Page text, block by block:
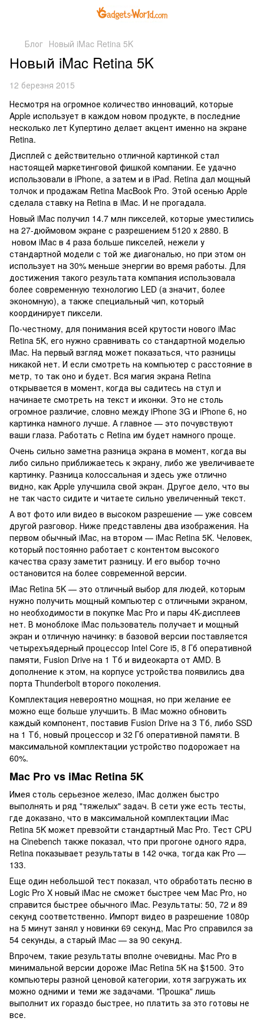
Блог Новый iMac Retina 5K
Новый iMac Retina 5K
12 березня 2015
Несмотря на огромное количество инноваций, которые
Apple использует в каждом новом продукте, в последние
несколько лет Купертино делает акцент именно на экране
Retina.
Дисплей с действительно отличной картинкой стал
настоящей маркетинговой фишкой компании. Ее удачно
использовали в iPhone, а затем и в iPad. Retina дал мощный
толчок и продажам Retina MacBook Pro. Этой осенью Apple
сделала ставку на Retina в iMac. И не прогадала.
Новый iMac получил 14.7 млн пикселей, которые уместились
на 27-дюймовом экране с разрешением 5120 х 2880. В
новом iMac в 4 раза больше пикселей, нежели у
стандартной модели с той же диагональю, но при этом он
использует на 30% меньше энергии во время работы. Для
достижения такого результата компания использовала
более современную технологию LED (а значит, более
экономную), а также специальный чип, который
координирует пиксели.
По-честному, для понимания всей крутости нового iMac
Retina 5K, его нужно сравнивать со стандартной моделью
iMac. На первый взгляд может показаться, что разницы
никакой нет. И если смотреть на компьютер с расстояние в
метр, то так оно и будет. Вся магия экрана Retina
открывается в момент, когда вы садитесь на стул и
начинаете смотреть на текст и иконки. Это не столь
огромное различие, словно между iPhone 3G и iPhone 6, но
картинка намного лучше. А главное — это почувствуют
ваши глаза. Работать с Retina им будет намного проще.
Очень сильно заметна разница экрана в момент, когда вы
либо сильно приближаетесь к экрану, либо же увеличиваете
картинку. Разница колоссальная и здесь уже отлично
видно, как Apple улучшила свой экран. Другое дело, что вы
не так часто сидите и читаете сильно увеличенный текст.
А вот фото или видео в высоком разрешение — уже совсем
другой разговор. Ниже представлены два изображения. На
первом обычный iMac, на втором — iMac Retina 5K. Человек,
который постоянно работает с контентом высокого
качества сразу заметит разницу. И его выбор точно
остановится на более современной версии.
iMac Retina 5K — это отличный выбор для людей, которым
нужно получить мощный компьютер с отличными экраном,
но необходимости в покупке Mac Pro и пары 4K-дисплеев
нет. В моноблоке iMac пользователь получает и мощный
экран и отличную начинку: в базовой версии поставляется
четырехъядерный процессор Intel Core i5, 8 Гб оперативной
памяти, Fusion Drive на 1 Тб и видеокарта от AMD. В
дополнение к этом, на корпусе устройства появились два
порта Thunderbolt второго поколения.
Комплектация невероятно мощная, но при желание ее
можно еще больше улучшить. В iMac можно обновить
каждый компонент, поставив Fusion Drive на 3 Тб, либо SSD
на 1 Тб, новый процессор и 32 Гб оперативной памяти. В
максимальной комплектации устройство подорожает на
60%.
Mac Pro vs iMac Retina 5K
Имея столь серьезное железо, iMac должен быстро
выполнять и ряд "тяжелых" задач. В сети уже есть тесты,
где доказано, что в максимальной комплектации iMac
Retina 5K может превзойти стандартный Mac Pro. Тест CPU
на Cinebench также показал, что при прогоне одного ядра,
Retina показывает результаты в 142 очка, тогда как Pro —
133.
Еще один небольшой тест показал, что обработать песню в
Logic Pro X новый iMac не сможет быстрее чем Mac Pro, но
справится быстрее обычного iMac. Результаты: 50, 72 и 89
секунд соответственно. Импорт видео в разрешение 1080p
на 5 минут занял у новинки 69 секунд, Mac Pro справился за
54 секунды, а старый iMac — за 90 секунд.
Впрочем, такие результаты вполне очевидны. Mac Pro в
минимальной версии дороже iMac Retina 5K на $1500. Это
компьютеры разной ценовой категории, хотя загружать их
можно одними и теми же задачами. "Прошка" лишь
выполнит их гораздо быстрее, но платить за это готовы не
все.